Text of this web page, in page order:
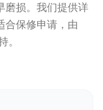
磨损。我们提供详
合保修申请，由